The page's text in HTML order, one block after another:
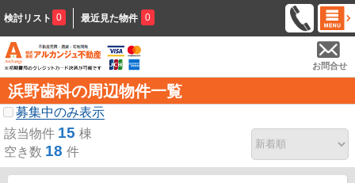
検討リスト 0 最近見た物件 0
お問合せ
浜野歯科の周辺物件一覧
募集中のみ表示
該当物件 15 棟
空き数 18 件